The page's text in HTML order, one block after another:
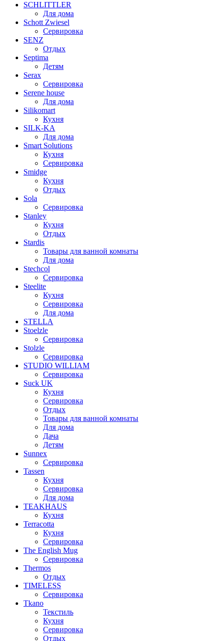
SCHLITTLER
Для дома
Schott Zwiesel
Сервировка
SENZ
Отдых
Septima
Детям
Serax
Сервировка
Serene house
Для дома
Silikomart
Кухня
SILK-KA
Для дома
Smart Solutions
Кухня
Сервировка
Smidge
Кухня
Отдых
Sola
Сервировка
Stanley
Кухня
Отдых
Stardis
Товары для ванной комнаты
Для дома
Stechcol
Сервировка
Steelite
Кухня
Сервировка
Для дома
STELLA
Stoelzle
Сервировка
Stolzle
Сервировка
STUDIO WILLIAM
Сервировка
Suck UK
Кухня
Сервировка
Отдых
Товары для ванной комнаты
Для дома
Дача
Детям
Sunnex
Сервировка
Tassen
Кухня
Сервировка
Для дома
TEAKHAUS
Кухня
Terracotta
Кухня
Сервировка
The English Mug
Сервировка
Thermos
Отдых
TIMELESS
Сервировка
Tkano
Текстиль
Кухня
Сервировка
Отдых